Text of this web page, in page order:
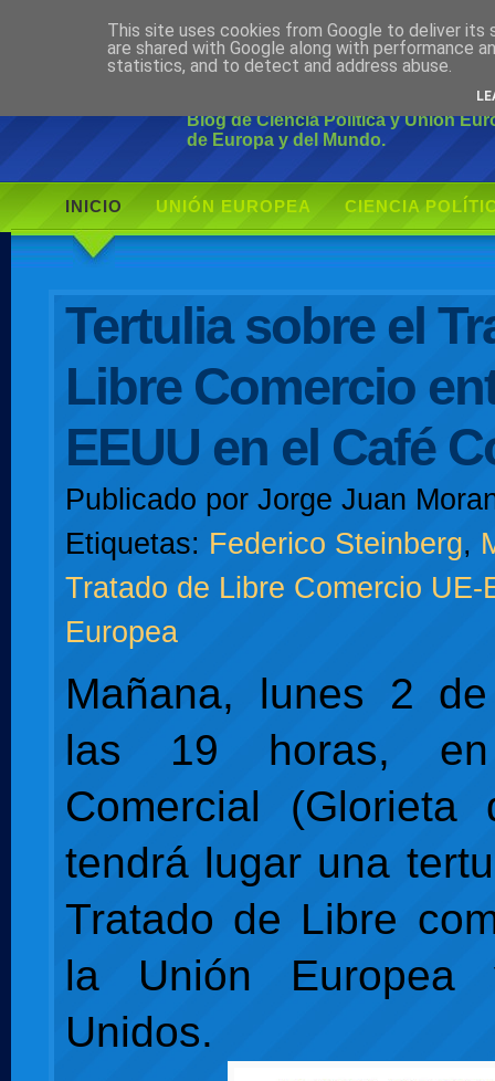
Ciudadano
Blog de Ciencia Política y Unión
de Europa y del Mundo.
INICIO UNIÓN EUROPEA CIENCIA
Tertulia sobre el
Libre Comercio
EEUU en el Café
Publicado por Jorge Juan
Etiquetas: Federico Steinberg,
Tratado de Libre Comercio UE-
Europea
Mañana, lunes 2
las 19 horas,
Comercial (Glorieta
tendrá lugar una
Tratado de Libre
la Unión Europea
Unidos.
This site uses cookies from Google to deliver its
are shared with Google along with performance
statistics, and to detect and address abuse.